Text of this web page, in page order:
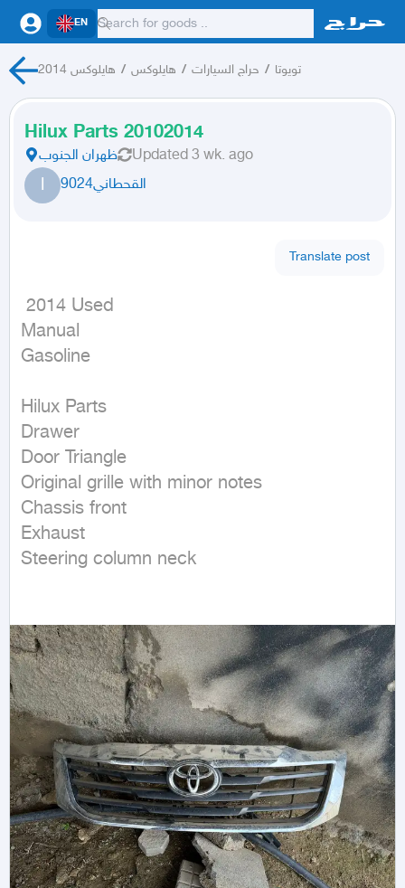
EN
هايلوكس 2014 / هايلوكس / حراج السيارات / تويوتا
Hilux Parts 20102014
ظهران الجنوب Updated 3 wk. ago
ا القحطاني9024
Translate post
Manual
Gasoline
Hilux Parts
Drawer
Door Triangle
Original grille with minor notes
Chassis front
Exhaust
Steering column neck